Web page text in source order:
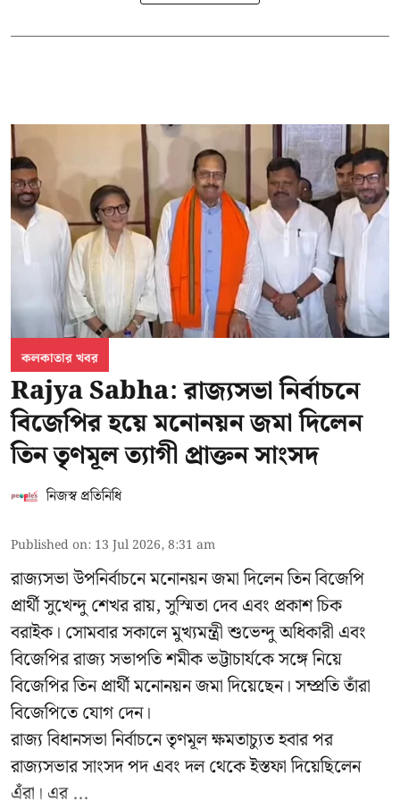
কলকাতার খবর
Rajya Sabha: রাজ্যসভা নির্বাচনে
বিজেপির হয়ে মনোনয়ন জমা দিলেন
তিন তৃণমূল ত্যাগী প্রাক্তন সাংসদ
নিজস্ব প্রতিনিধি
Published on: 13 Jul 2026, 8:31 am
রাজ্যসভা উপনির্বাচনে মনোনয়ন জমা দিলেন তিন বিজেপি
প্রার্থী সুখেন্দু শেখর রায়, সুস্মিতা দেব এবং প্রকাশ চিক
বরাইক। সোমবার সকালে মুখ্যমন্ত্রী শুভেন্দু অধিকারী এবং
বিজেপির রাজ্য সভাপতি শমীক ভট্টাচার্যকে সঙ্গে নিয়ে
বিজেপির তিন প্রার্থী মনোনয়ন জমা দিয়েছেন। সম্প্রতি তাঁরা
বিজেপিতে যোগ দেন।
রাজ্য বিধানসভা নির্বাচনে তৃণমূল ক্ষমতাচ্যুত হবার পর
রাজ্যসভার সাংসদ পদ এবং দল থেকে ইস্তফা দিয়েছিলেন
এঁরা। এর ...